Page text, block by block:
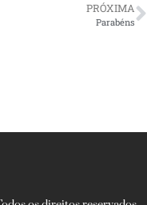
PRÓXIMA
Parabéns